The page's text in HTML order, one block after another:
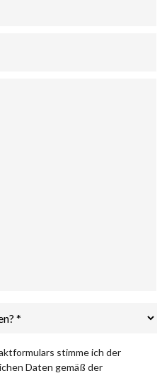
stimme ich der
Daten gemäß der